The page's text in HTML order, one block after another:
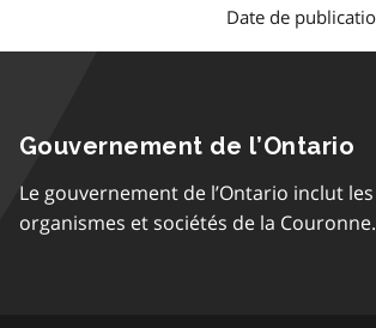
Date de
Gouvernement de l’Ontario
Le gouvernement de l’Ontario inclut
organismes et sociétés de la Couronne.